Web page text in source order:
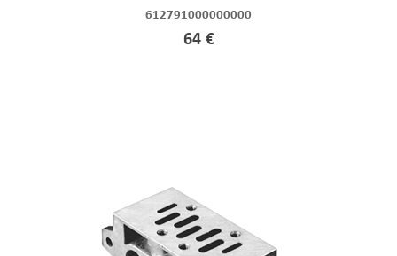
612791000000000
64 €